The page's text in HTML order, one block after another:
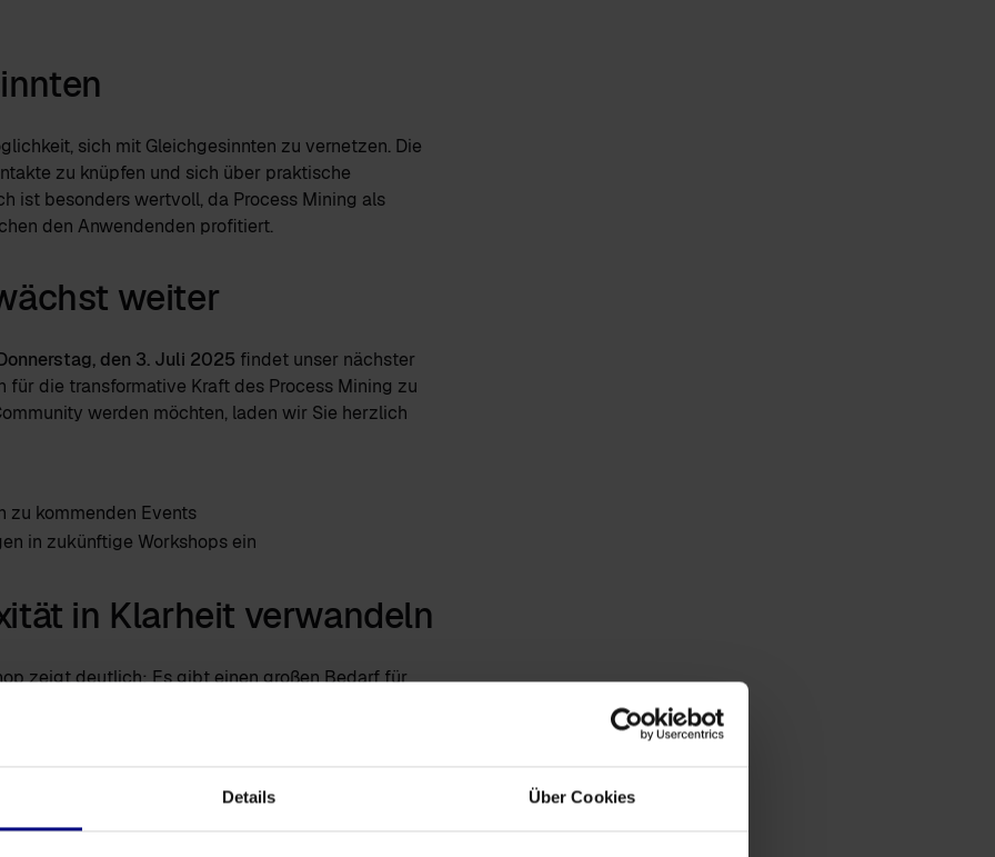
Details Über Cookies
sich mit Gleichgesinnten zu vernetzen. Die
zu knüpfen und sich über praktische
ist besonders wertvoll, da Process Mining als
den Anwendenden profitiert.
weiter
den 3. Juli 2025 findet unser nächster
für die transformative Kraft des Process Mining zu
werden möchten, laden wir Sie herzlich
zu kommenden Events
in zukünftige Workshops ein
in Klarheit verwandeln
zeigt deutlich: Es gibt einen großen Bedarf für
Gemeinsam können wir die Herausforderungen
den Weg für innovative Lösungen ebnen.
freuen uns auf die nächsten gemeinsamen